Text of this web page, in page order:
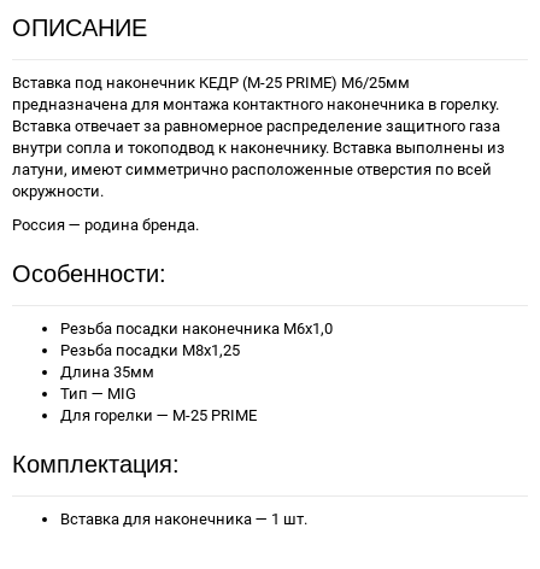
ОПИСАНИЕ
Вставка под наконечник КЕДР (M-25 PRIME) M6/25мм
предназначена для монтажа контактного наконечника в горелку.
Вставка отвечает за равномерное распределение защитного газа
внутри сопла и токоподвод к наконечнику. Вставка выполнены из
латуни, имеют симметрично расположенные отверстия по всей
окружности.
Россия — родина бренда.
Особенности:
Резьба посадки наконечника M6x1,0
Резьба посадки M8x1,25
Длина 35мм
Тип — MIG
Для горелки — M-25 PRIME
Комплектация:
Вставка для наконечника — 1 шт.